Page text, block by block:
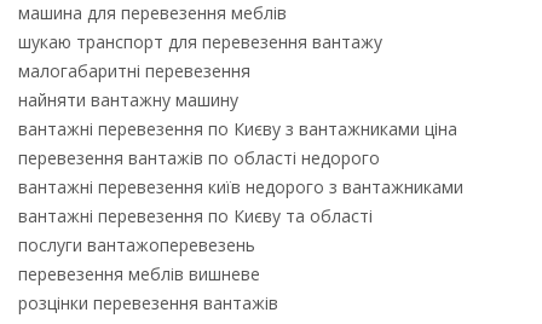
машина для перевезення меблів
шукаю транспорт для перевезення вантажу
малогабаритні перевезення
найняти вантажну машину
вантажні перевезення по Києву з вантажниками ціна
перевезення вантажів по області недорого
вантажні перевезення київ недорого з вантажниками
вантажні перевезення по Києву та області
послуги вантажоперевезень
перевезення меблів вишневе
розцінки перевезення вантажів